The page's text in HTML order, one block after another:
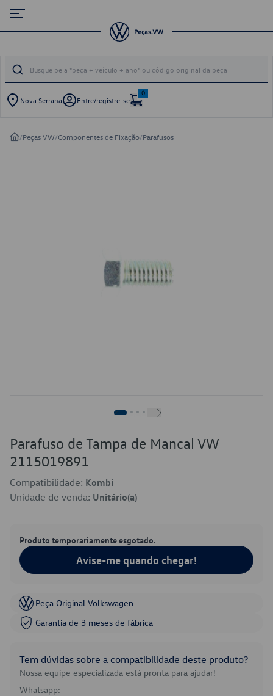
Nova Serrana Entre/registre-se
0
/Peças VW/Componentes de Fixação/Parafusos
Parafuso de Tampa de Mancal VW
2115019891
Compatibilidade: Kombi
Unidade de venda: Unitário(a)
Produto temporariamente esgotado.
Avise-me quando chegar!
Peça Original Volkswagen
Garantia de 3 meses de fábrica
Tem dúvidas sobre a compatibilidade deste produto?
Nossa equipe especializada está pronta para ajudar!
Whatsapp: